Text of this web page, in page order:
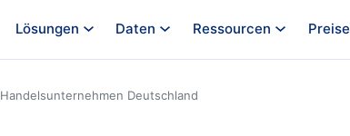
Lösungen Daten Ressourcen Preise
Handelsunternehmen Deutschland